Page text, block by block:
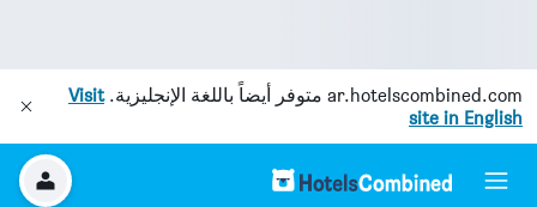
ar.hotelscombined.com متوفر أيضاً باللغة الإنجليزية.Visit
site in English